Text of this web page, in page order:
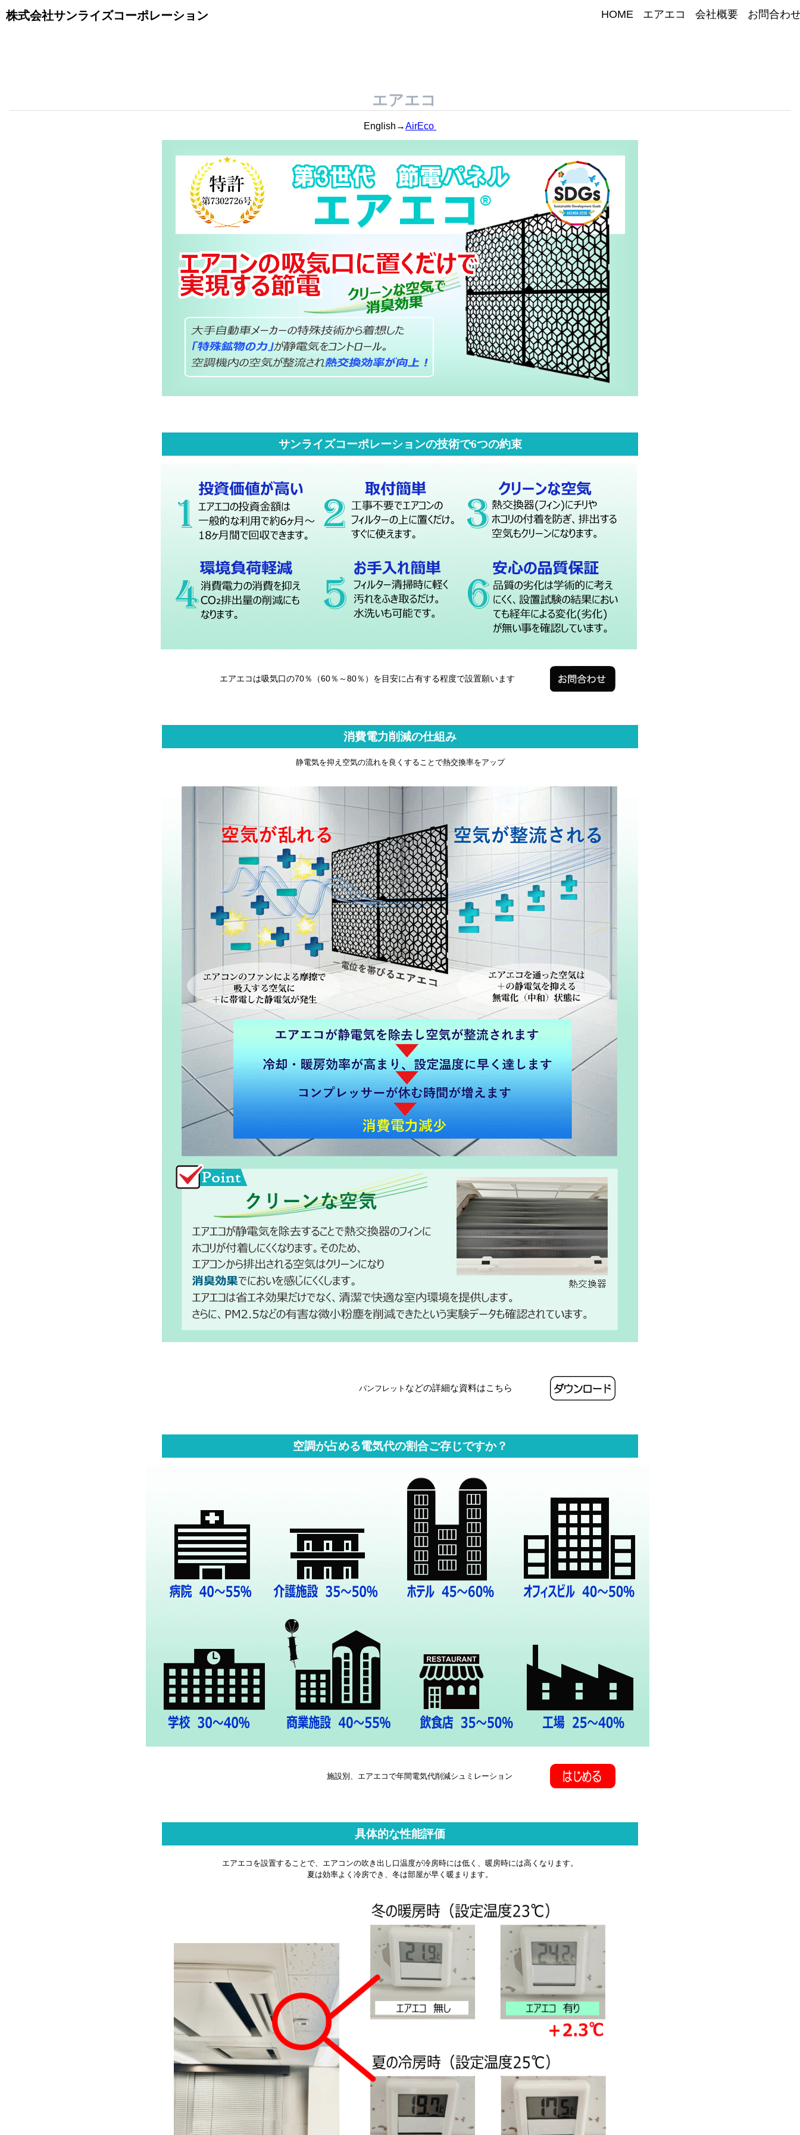
HOME エアエコ 会社概要 お問合わ
エアエコ
English→AirEco
サンライズコーポレーションの技術で6つの約束
エアエコは吸気口の70％（60％～80％）を目安に占有する程度で設置願います
消費電力削減の仕組み
静電気を抑え空気の流れを良くすることで熱交換率をアップ
パンフレット などの詳細な資料はこちら
空調が占める電気代の割合ご存じですか？
施設別、エアエコで年間電気代削減シュミレーション
具体的な性能評価
エアエコを設置することで、エアコンの吹き出し口温度が冷房時には低く、暖房時には高くなります。
夏は効率よく冷房でき、冬は部屋が早く暖まります。